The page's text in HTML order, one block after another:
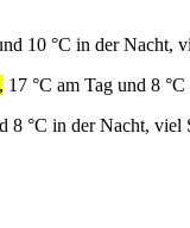
10 °C in der Nacht,
17 °C am Tag und 8
8 °C in der Nacht, viel